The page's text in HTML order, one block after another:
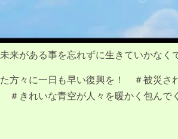
来がある事を忘れずに生きていかなく
た方々に一日も早い復興を！ ＃被災
＃きれいな青空が人々を暖かく包んで